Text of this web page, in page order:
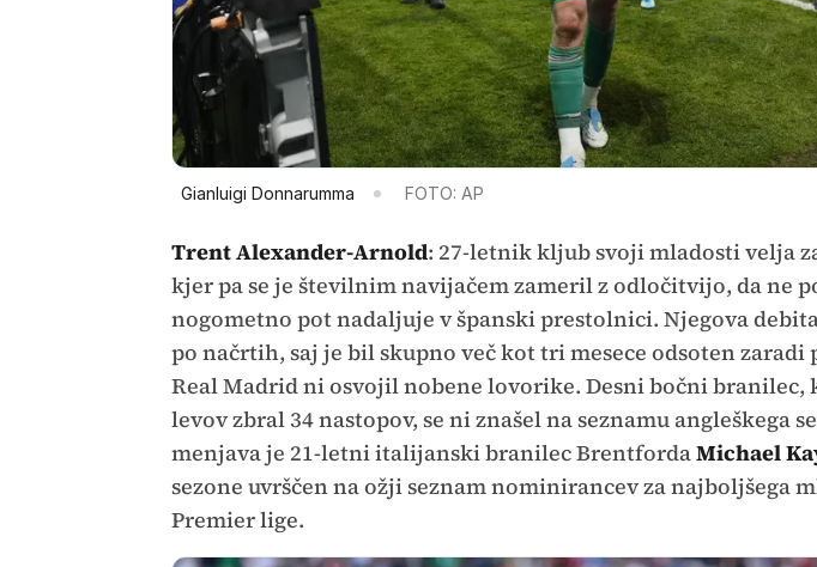
Gianluigi Donnarumma FOTO: AP
Trent Alexander-Arnold: 27-letnik kljub svoji mladosti velja
kjer pa se je številnim navijačem zameril z odločitvijo, da ne
nogometno pot nadaljuje v španski prestolnici. Njegova
po načrtih, saj je bil skupno več kot tri mesece odsoten zaradi
Real Madrid ni osvojil nobene lovorike. Desni bočni branilec,
levov zbral 34 nastopov, se ni znašel na seznamu angleškega
menjava je 21-letni italijanski branilec BrentfordaMichael
sezone uvrščen na ožji seznam nominirancev za najboljšega
Premier lige.